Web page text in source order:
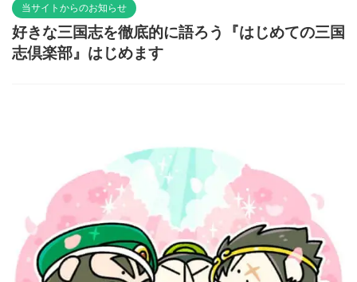
当サイトからのお知らせ
好きな三国志を徹底的に語ろう『はじめての三国
志倶楽部』はじめます